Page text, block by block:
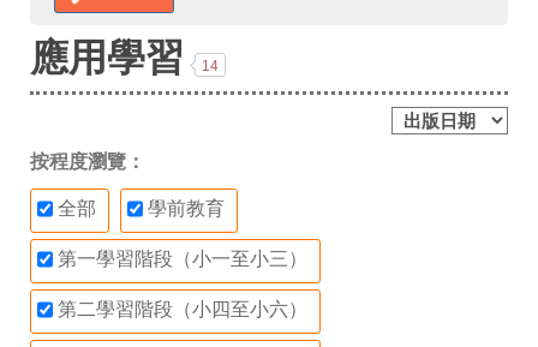
應用學習 14
按程度瀏覽：
全部 學前教育
第一學習階段（小一至小三）
第二學習階段（小四至小六）